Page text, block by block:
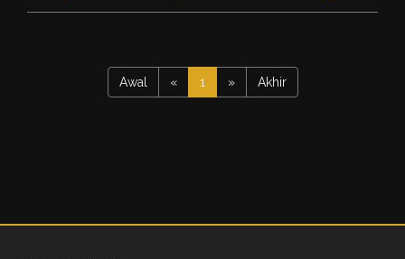
Awal « 1 » Akhir